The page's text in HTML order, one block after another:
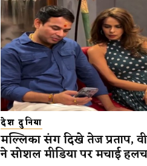
देश दुनिया
मल्लिका संग दिखे तेज प्रताप,
ने सोशल मीडिया पर मचाई